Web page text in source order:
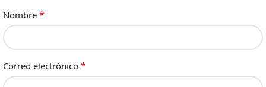
Nombre *
Correo electrónico *